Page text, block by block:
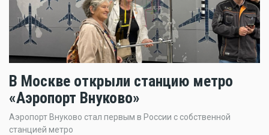
В Москве открыли станцию метро
«Аэропорт Внуково»
Аэропорт Внуково стал первым в России с собственной
станцией метро